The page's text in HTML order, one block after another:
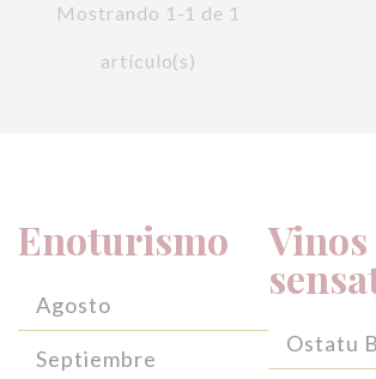
Mostrando 1-1 de 1
artículo(s)
Enoturismo
Agosto
Septiembre
Vinos
Ostatu